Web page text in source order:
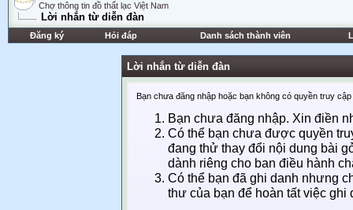
Chợ thông tin đồ thất lạc Việt Nam
Lời nhắn từ diễn đàn
Đăng ký Hỏi đáp Danh sách thành viên
Lời nhắn từ diễn đàn
Bạn chưa đăng nhập hoặc bạn không có quyền truy
Bạn chưa đăng nhập. Xin điền
Có thể bạn chưa được quyền
đang thử thay đổi nội dung bài
dành riêng cho ban điều hành
Có thể bạn đã ghi danh nhưng
thư của bạn để hoàn tất việc ghi